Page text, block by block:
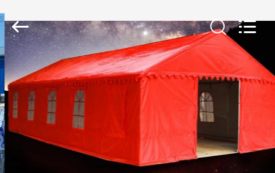
บ้าน
ผลิตภัณฑ์
เกี่ยว
Silk
Road
Enterprise
Management
Services
Co.,LTD.
All
Rights
Reserved.